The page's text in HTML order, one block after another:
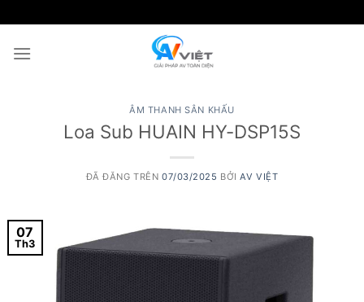
đến
nội
ÂM THANH SÂN KHẤU
Loa Sub HUAIN HY-DSP15S
ĐÃ ĐĂNG TRÊN 07/03/2025 BỞIAV VIỆT
07
Th3